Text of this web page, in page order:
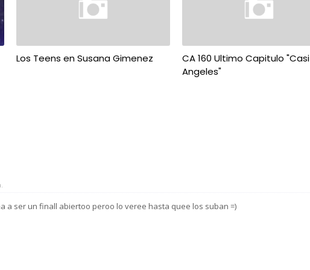
Los Teens en Susana Gimenez
CA 160 Ultimo Capitulo "Casi
Angeles"
a ser un finall abiertoo peroo lo veree hasta quee los suban =)